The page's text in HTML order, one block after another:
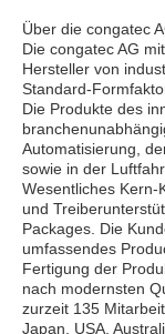
Über die congatec
Die congatec AG
Hersteller von
Standard-
Die Produkte des
Automatisierung,
sowie in der
Wesentliches Kern-
und
Packages. Die
umfassendes
Fertigung der
nach modernsten
zurzeit 135
Japan, USA,